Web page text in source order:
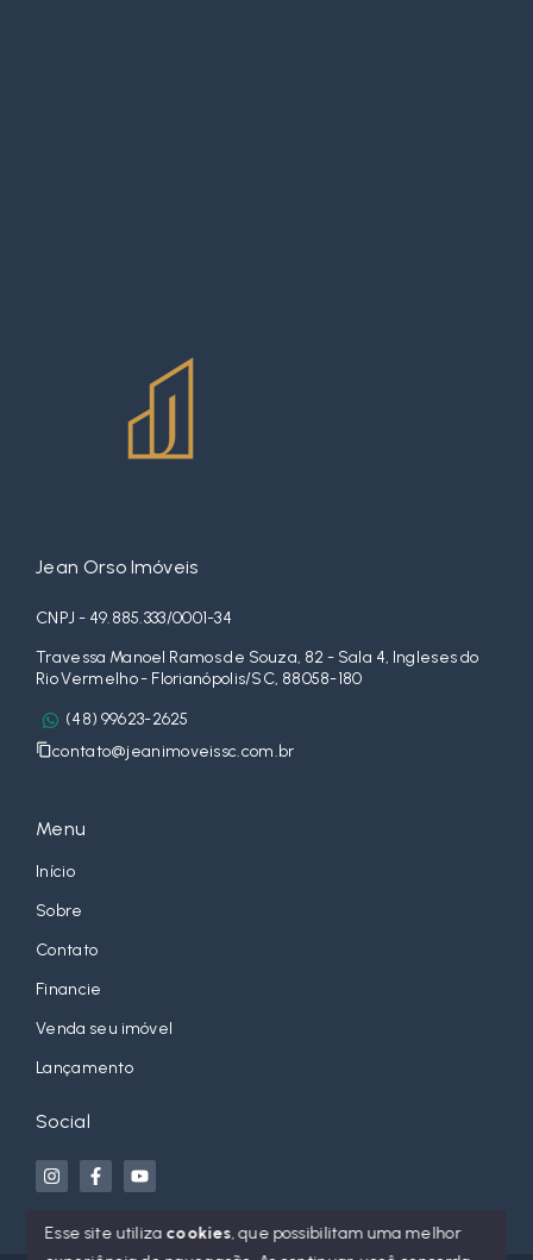
Jean Orso Imóveis
CNPJ - 49.885.333/0001-34
Travessa Manoel Ramos de Souza, 82 - Sala 4, Ingleses do
Rio Vermelho - Florianópolis/SC, 88058-180
(48) 99623-2625
contato@jeanimoveissc.com.br
Menu
Início
Sobre
Contato
Financie
Venda seu imóvel
Lançamento
Social
Esse site utiliza cookies, que possibilitam uma melhor